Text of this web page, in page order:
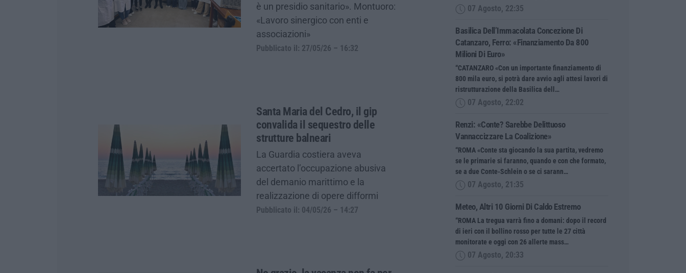
è un presidio sanitario». Montuoro:
«Lavoro sinergico con enti e
associazioni»
Pubblicato il: 27/05/26 – 16:32
Santa Maria del Cedro, il gip
convalida il sequestro delle
strutture balneari
La Guardia costiera aveva
accertato l’occupazione abusiva
del demanio marittimo e la
realizzazione di opere difformi
Pubblicato il: 04/05/26 – 14:27
07 Agosto, 22:35
Basilica Dell’Immacolata Concezione Di
Catanzaro, Ferro: «finanziamento Da 800
Milioni Di Euro»
“CATANZARO «Con un importante finanziamento di
800 mila euro, si potrà dare avvio agli attesi lavori di
ristrutturazione della Basilica dell…
07 Agosto, 22:02
Renzi: «Conte? Sarebbe Delittuoso
Vannaccizzare La Coalizione»
“ROMA «Conte sta giocando la sua partita, vedremo
se le primarie si faranno, quando e con che formato,
se a due Conte-Schlein o se ci sarann…
07 Agosto, 21:35
Meteo, Altri 10 Giorni Di Caldo Estremo
“ROMA La tregua varrà fino a domani: dopo il record
di ieri con il bollino rosso per tutte le 27 città
monitorate e oggi con 26 allerte mass…
07 Agosto, 20:33